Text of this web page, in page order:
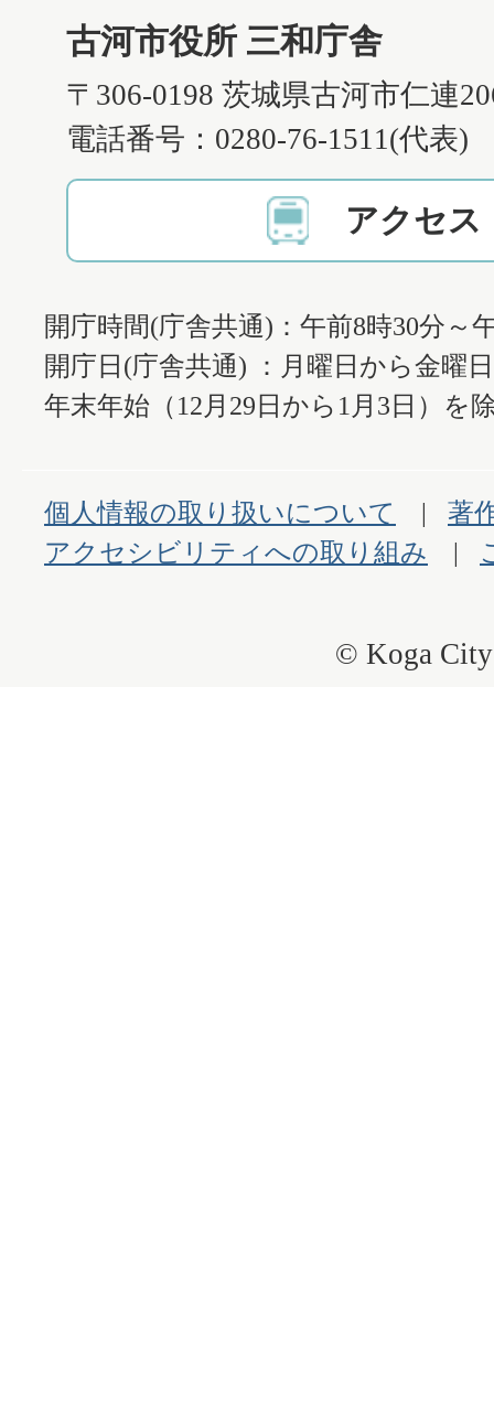
古河市役所 三和庁舎
〒306-0198 茨城県古河市仁連
電話番号：0280-76-1511(代表)
アクセス
開庁時間(庁舎共通)：午前8時30分～
開庁日(庁舎共通) ：月曜日から金曜
年末年始（12月29日から1月3日）を
個人情報の取り扱いについて
著
アクセシビリティへの取り組み
© Koga City